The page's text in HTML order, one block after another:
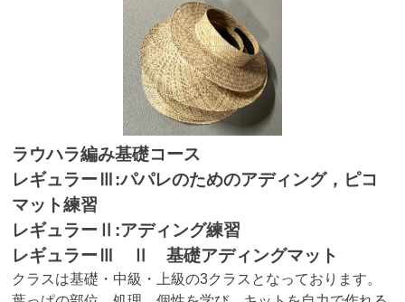
ラウハラ編み基礎コース
レギュラーⅢ:パパレのためのアディング，ピコ
マット練習
レギュラーⅡ:アディング練習
レギュラーⅢ Ⅱ 基礎アディングマット
クラスは基礎・中級・上級の3クラスとなっております。